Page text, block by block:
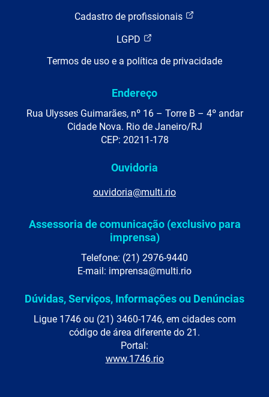
Cadastro de profissionais
LGPD
Termos de uso e a política de privacidade
Endereço
Rua Ulysses Guimarães, nº 16 – Torre B – 4º andar
Cidade Nova. Rio de Janeiro/RJ
CEP: 20211-178
Ouvidoria
ouvidoria@multi.rio
Assessoria de comunicação (exclusivo para
imprensa)
Telefone: (21) 2976-9440
E-mail: imprensa@multi.rio
Dúvidas, Serviços, Informações ou Denúncias
Ligue 1746 ou (21) 3460-1746, em cidades com
código de área diferente do 21.
Portal:
www.1746.rio